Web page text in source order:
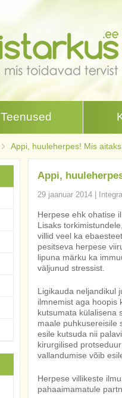
Teenused
Appi, huuleherpes! Mis
Appi,
29 jaanuar 2014
Herpese ehk ohatise
Lisaks
villid veel ka
pesitseva herpese
lipuna märku ka
väljunud stressist.
Ligikauda neljandikul
ilmnemist aga hoopis
kutsumata külalisena
maale puhkusereisile
esile kutsuda nii
kirurgilised
vallandumise võib
Herpese villikeste
pahaaimamatule